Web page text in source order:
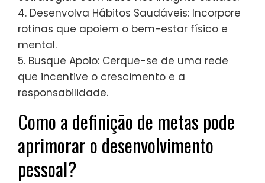
4. Desenvolva Hábitos Saudáveis: Incorpore
rotinas que apoiem o bem-estar físico e
mental.
5. Busque Apoio: Cerque-se de uma rede
que incentive o crescimento e a
responsabilidade.
Como a definição de metas pode
aprimorar o desenvolvimento
pessoal?